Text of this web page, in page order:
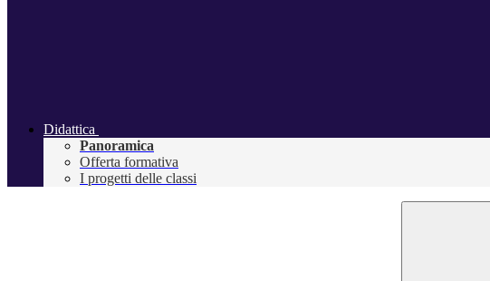
Didattica
Panoramica
Offerta formativa
I progetti delle classi